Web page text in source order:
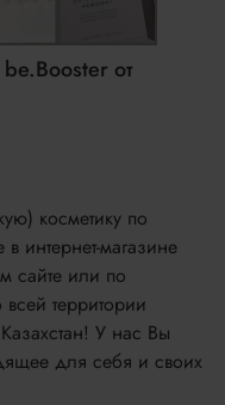
от
косметику по
интернет-магазине
сайте или по
территории
У нас Вы
для себя и своих